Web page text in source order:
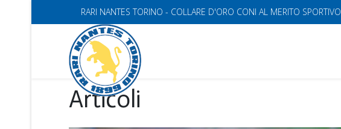
RARI NANTES TORINO - COLLARE D'ORO CONI AL MERITO SPORTIVO
Articoli